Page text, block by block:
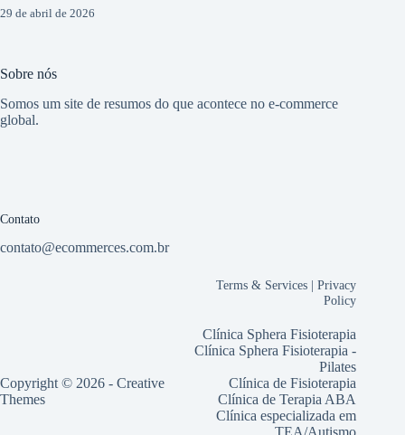
29 de abril de 2026
Sobre nós
Somos um site de resumos do que acontece no e-commerce
global.
Contato
contato@ecommerces.com.br
Copyright © 2026 - Creative
Themes
Terms & Services |Privacy
Policy
Clínica Sphera Fisioterapia
Clínica Sphera Fisioterapia -
Pilates
Clínica de Fisioterapia
Clínica de Terapia ABA
Clínica especializada em
TEA/Autismo